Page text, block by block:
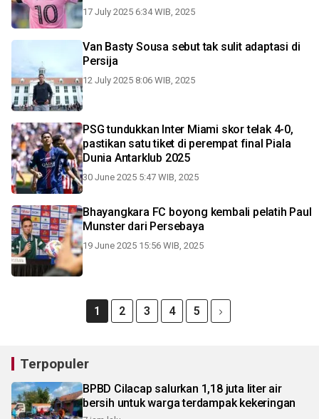
17 July 2025 6:34 WIB, 2025
Van Basty Sousa sebut tak sulit adaptasi di
Persija
12 July 2025 8:06 WIB, 2025
PSG tundukkan Inter Miami skor telak 4-0,
pastikan satu tiket di perempat final Piala
Dunia Antarklub 2025
30 June 2025 5:47 WIB, 2025
Bhayangkara FC boyong kembali pelatih Paul
Munster dari Persebaya
19 June 2025 15:56 WIB, 2025
1 2 3 4 5
Terpopuler
BPBD Cilacap salurkan 1,18 juta liter air
bersih untuk warga terdampak kekeringan